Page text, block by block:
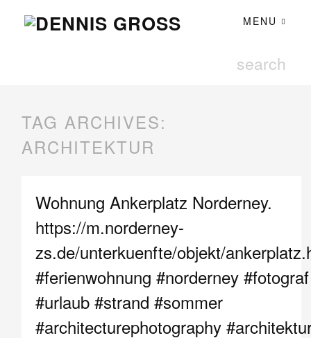
MENU
TAG ARCHIVES:
ARCHITEKTUR
Wohnung Ankerplatz Norderney.
https://m.norderney-
zs.de/unterkuenfte/objekt/
#ferienwohnung #norderney #fotograf
#urlaub #strand #sommer
#architecturephotography